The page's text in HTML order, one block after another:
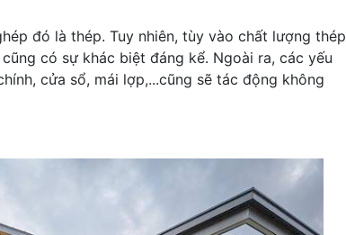
đó là thép. Tuy nhiên, tùy vào chất lượng thép
cũng có sự khác biệt đáng kể. Ngoài ra, các yếu
cửa sổ, mái lợp,...cũng sẽ tác động không